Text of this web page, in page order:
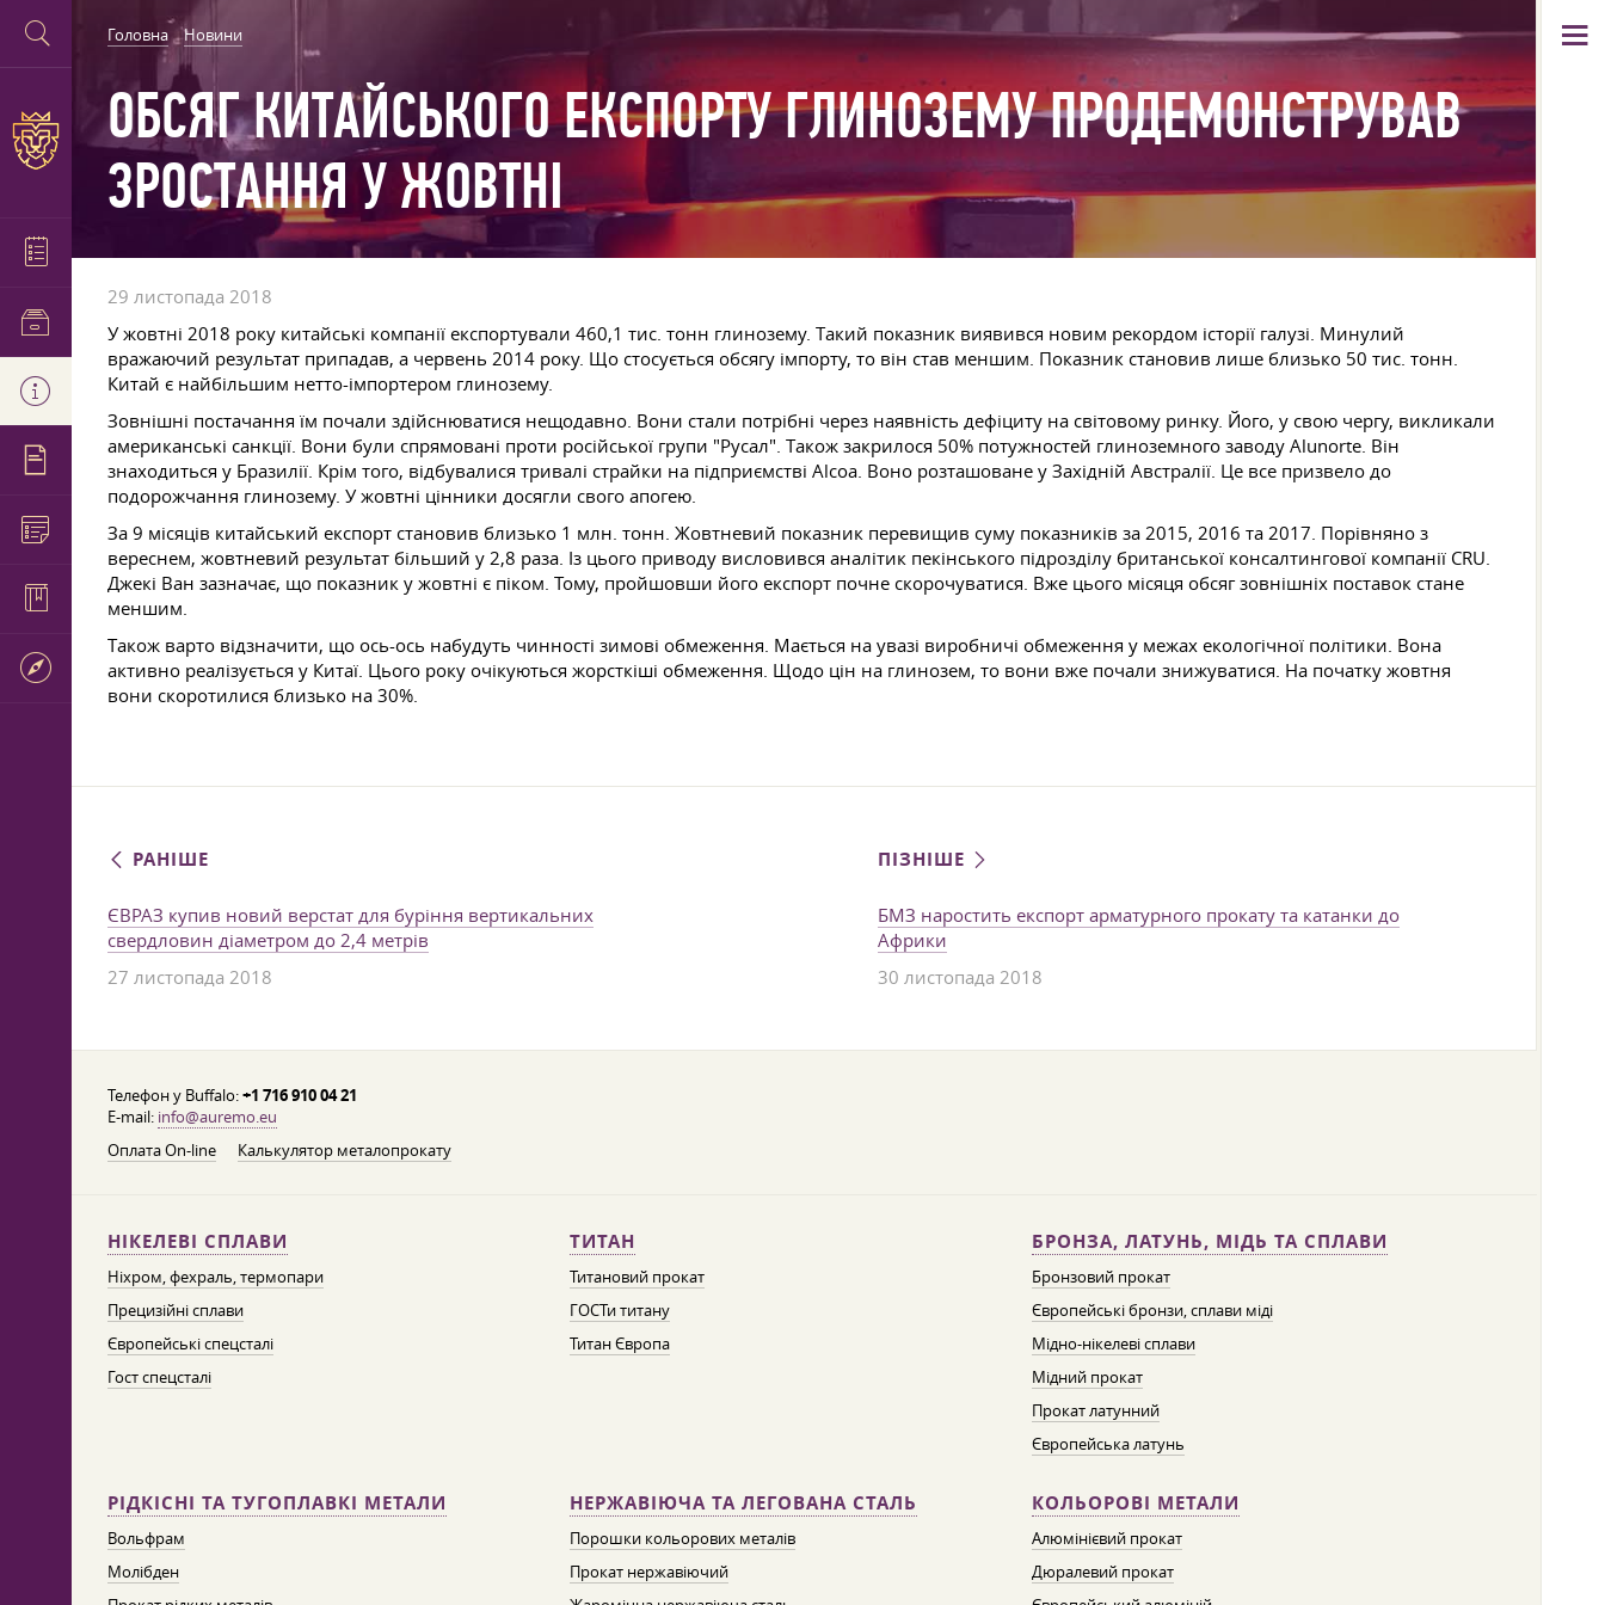
Головна Новини
ОБСЯГ КИТАЙСЬКОГО ЕКСПОРТУ ГЛИНОЗЕМУ ПРОДЕМОНСТРУВАВ
ЗРОСТАННЯ У ЖОВТНІ
29 листопада 2018
У жовтні 2018 року китайські компанії експортували 460,1 тис. тонн глинозему. Такий показник виявився новим рекордом історії галузі. Минулий
вражаючий результат припадав, а червень 2014 року. Що стосується обсягу імпорту, то він став меншим. Показник становив лише близько 50 тис. тонн.
Китай є найбільшим нетто-імпортером глинозему.
Зовнішні постачання їм почали здійснюватися нещодавно. Вони стали потрібні через наявність дефіциту на світовому ринку. Його, у свою чергу, викликали
американські санкції. Вони були спрямовані проти російської групи "Русал". Також закрилося 50% потужностей глиноземного заводу Alunorte. Він
знаходиться у Бразилії. Крім того, відбувалися тривалі страйки на підприємстві Alcoa. Воно розташоване у Західній Австралії. Це все призвело до
подорожчання глинозему. У жовтні цінники досягли свого апогею.
За 9 місяців китайський експорт становив близько 1 млн. тонн. Жовтневий показник перевищив суму показників за 2015, 2016 та 2017. Порівняно з
вереснем, жовтневий результат більший у 2,8 раза. Із цього приводу висловився аналітик пекінського підрозділу британської консалтингової компанії CRU.
Джекі Ван зазначає, що показник у жовтні є піком. Тому, пройшовши його експорт почне скорочуватися. Вже цього місяця обсяг зовнішніх поставок стане
меншим.
Також варто відзначити, що ось-ось набудуть чинності зимові обмеження. Мається на увазі виробничі обмеження у межах екологічної політики. Вона
активно реалізується у Китаї. Цього року очікуються жорсткіші обмеження. Щодо цін на глинозем, то вони вже почали знижуватися. На початку жовтня
вони скоротилися близько на 30%.
РАНІШЕ
ЄВРАЗ купив новий верстат для буріння вертикальних
свердловин діаметром до 2,4 метрів
27 листопада 2018
ПІЗНІШЕ
БМЗ наростить експорт арматурного прокату та катанки до
Африки
30 листопада 2018
Телефон у Buffalo:+1 716 910 04 21
E-mail: info@auremo.eu
Оплата On-line
Калькулятор металопрокату
НІКЕЛЕВІ СПЛАВИ
Ніхром, фехраль, термопари
Прецизійні сплави
Європейські спецсталі
Гост спецсталі
ТИТАН
Титановий прокат
ГОСТи титану
Титан Європа
БРОНЗА, ЛАТУНЬ, МІДЬ ТА СПЛАВИ
Бронзовий прокат
Європейські бронзи, сплави міді
Мідно-нікелеві сплави
Мідний прокат
Прокат латунний
Європейська латунь
РІДКІСНІ ТА ТУГОПЛАВКІ МЕТАЛИ
Вольфрам
Молібден
НЕРЖАВІЮЧА ТА ЛЕГОВАНА СТАЛЬ
Порошки кольорових металів
Прокат нержавіючий
КОЛЬОРОВІ МЕТАЛИ
Алюмінієвий прокат
Дюралевий прокат